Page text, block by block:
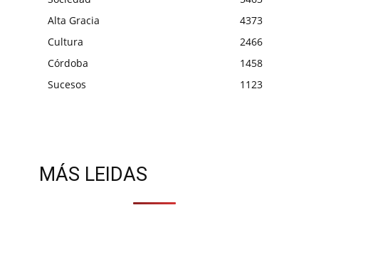
Alta Gracia
4373
Cultura
2466
Córdoba
1458
Sucesos
1123
MÁS LEIDAS